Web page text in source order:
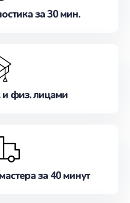
за 30 мин.
и физ. лицами
за 40 минут